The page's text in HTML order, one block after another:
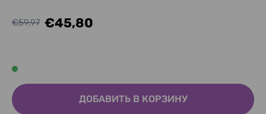
€59,97 €45,80
ДОБАВИТЬ В КОРЗИНУ